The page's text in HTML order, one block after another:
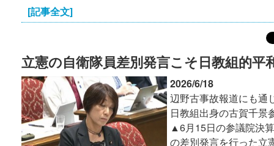
[記事全文]
立憲の自衛隊員差別発言こそ日教組的平
2026/6/18
辺野古事故報道にも通
日教組出身の古賀千景
▲6月15日の参議院決
の差別発言を行った立